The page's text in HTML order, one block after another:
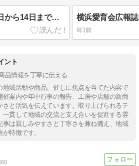
7月の表彰です。8月7日から14日まで夏季休暇となります。 横浜愛育会広報
9日前
ント
品情報を丁寧に伝える
域活動や商品、催しに焦点を当てた内容で
案内や年中行事の報告、工房や店舗の新商
と活気を伝えています。取り上げられるテ
一貫して地域の交流と支え合いを促進する雰
事は親しみやすさと丁寧さを兼ね備え、地域
特徴です。